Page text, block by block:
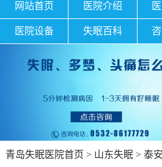
网站首页 医院介绍
医院设备 失眠百科
青岛失眠医院首页 > 山东失眠> 泰